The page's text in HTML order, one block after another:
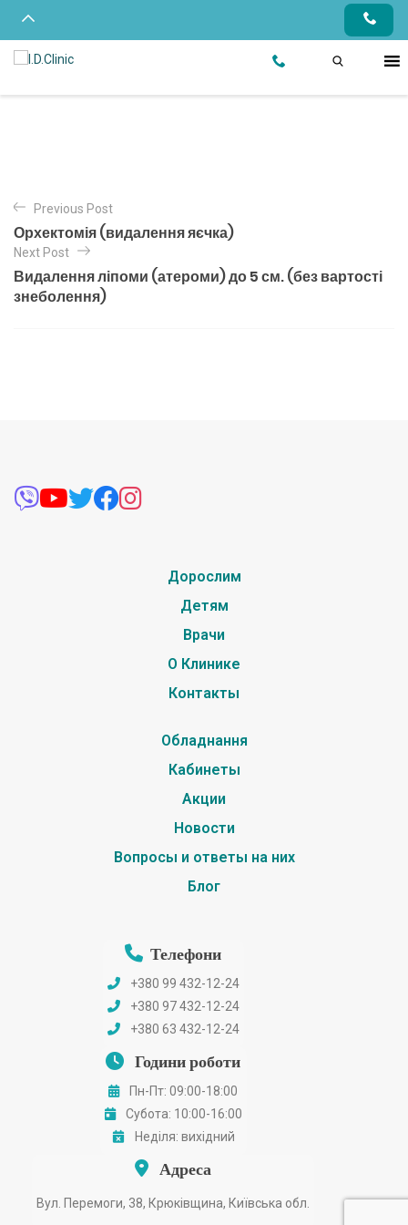
Previous Post
Орхектомія (видалення яєчка)
Next Post
Видалення ліпоми (атероми) до 5 см. (без вартості
знеболення)
Дорослим
Детям
Врачи
О Клинике
Контакты
Обладнання
Кабинеты
Акции
Новости
Вопросы и ответы на них
Блог
Телефони
+380 99 432-12-24
+380 97 432-12-24
+380 63 432-12-24
Години роботи
Пн-Пт: 09:00-18:00
Субота: 10:00-16:00
Неділя: вихідний
Адреса
Вул. Перемоги, 38, Крюківщина, Київська обл.